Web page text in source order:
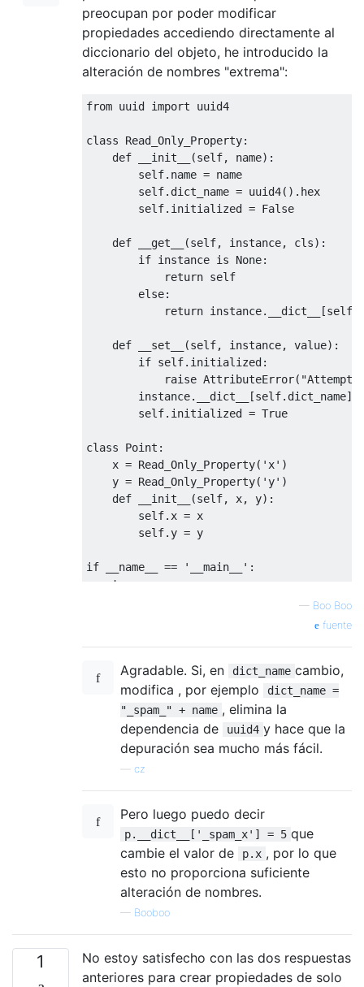
preocupan por poder modificar
propiedades accediendo directamente al
diccionario del objeto, he introducido la
alteración de nombres "extrema":
from uuid import uuid4
class Read_Only_Property:
def __init__ (self, name):
        self
. name = name
        self
. dict_name = uuid4(). hex
        self
. initialized = False
def __get__ (self, instance, cls):
if instance is None:
return self
else:
return instance. __dict__ [self
def __set__ (self, instance, value):
if self. initialized:
raise AttributeError( "Attempt
        instance
. __dict__ [self. dict_name]
        self
. initialized = True
class Point :
    x
= Read_Only_Property( 'x' )
    y
= Read_Only_Property( 'y' )
def __init__ (self, x, y):
        self
. x = x
        self
. y = y
if __name__ == '__main__' :
try
except Exception as e:
print(e
— Boo Boo
fuente
Agradable. Si, en dict_name cambio,
modifica , por ejemplo
dict_name =
"_spam_" + name , elimina la
dependencia de
uuid4 y hace que la
depuración sea mucho más fácil.
cz
Pero luego puedo decir
p.__dict__['_spam_x'] = 5 que
cambie el valor de
p.x , por lo que
esto no proporciona suficiente
alteración de nombres.
— Booboo
1
No estoy satisfecho con las dos respuestas
anteriores para crear propiedades de solo